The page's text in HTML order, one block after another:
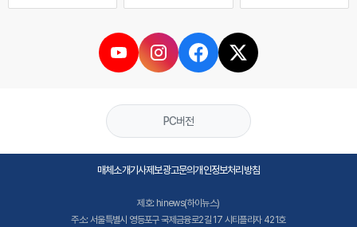
PC버전
매체소개기사제보광고문의개인정보처리방침
제호: hinews(하이뉴스)
주소: 서울특별시 영등포구 국제금융로2길 17 시티플라자 421호